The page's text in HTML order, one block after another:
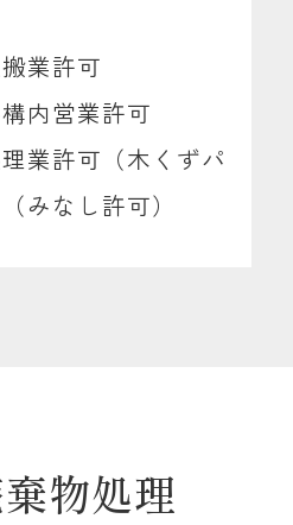
業許可
内営業許可
業許可（木くずパ
みなし許可）
物処理